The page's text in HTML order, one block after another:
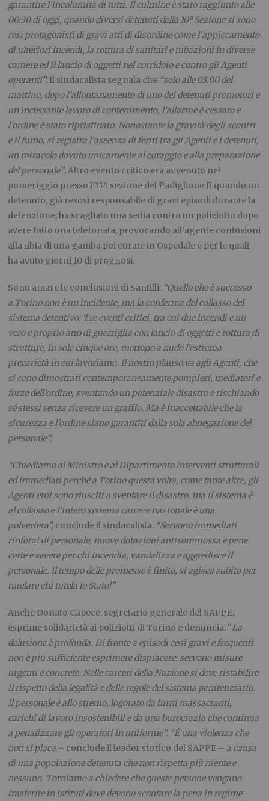
garantire l’incolumità di tutti. Il culmine è stato raggiunto alle
00:30 di oggi, quando diversi detenuti della 10ª Sezione si sono
resi protagonisti di gravi atti di disordine come l’appiccamento
di ulteriori incendi, la rottura di sanitari e tubazioni in diverse
camere ed il lancio di oggetti nel corridoio e contro gli Agenti
operanti”. Il sindacalista segnala che “solo alle 03:00 del
mattino, dopo l’allontanamento di uno dei detenuti promotori e
un incessante lavoro di contenimento, l’allarme è cessato e
l’ordine è stato ripristinato. Nonostante la gravità degli scontri
e il fumo, si registra l’assenza di feriti tra gli Agenti e i detenuti,
un miracolo dovuto unicamente al coraggio e alla preparazione
del personale”. Altro evento critico era avvenuto nel
pomeriggio presso l’11^ sezione del Padiglione B quando un
detenuto, già resosi responsabile di gravi episodi durante la
detenzione, ha scagliato una sedia contro un poliziotto dopo
avere fatto una telefonata, provocando all’agente contusioni
alla tibia di una gamba poi curate in Ospedale e per le quali
ha avuto giorni 10 di prognosi.
Sono amare le conclusioni di Santilli: “Quello che è successo
a Torino non è un incidente, ma la conferma del collasso del
sistema detentivo. Tre eventi critici, tra cui due incendi e un
vero e proprio atto di guerriglia con lancio di oggetti e rottura di
strutture, in sole cinque ore, mettono a nudo l’estrema
precarietà in cui lavoriamo. Il nostro plauso va agli Agenti, che
si sono dimostrati contemporaneamente pompieri, mediatori e
forze dell’ordine, sventando un potenziale disastro e rischiando
sé stessi senza ricevere un graffio. Ma è inaccettabile che la
sicurezza e l’ordine siano garantiti dalla sola abnegazione del
personale”.
“Chiediamo al Ministro e al Dipartimento interventi strutturali
ed immediati perché a Torino questa volta, come tante altre, gli
Agenti eroi sono riusciti a sventare il disastro, ma il sistema è
al collasso e l’intero sistema carcere nazionale è una
polveriera”, conclude il sindacalista. “Servono immediati
rinforzi di personale, nuove dotazioni antisommossa e pene
certe e severe per chi incendia, vandalizza e aggredisce il
personale. Il tempo delle promesse è finito, si agisca subito per
tutelare chi tutela lo Stato!”
Anche Donato Capece, segretario generale del SAPPE,
esprime solidarietà ai poliziotti di Torino e denuncia: “La
delusione è profonda. Di fronte a episodi così gravi e frequenti
non è più sufficiente esprimere dispiacere: servono misure
urgenti e concrete. Nelle carceri della Nazione si deve ristabilire
il rispetto della legalità e delle regole del sistema penitenziario.
Il personale è allo stremo, logorato da turni massacranti,
carichi di lavoro insostenibili e da una burocrazia che continua
a penalizzare gli operatori in uniforme”. “È una violenza che
non si placa – conclude il leader storico del SAPPE – a causa
di una popolazione detenuta che non rispetta più niente e
nessuno. Torniamo a chiedere che queste persone vengano
trasferite in istituti dove devono scontare la pena in regime